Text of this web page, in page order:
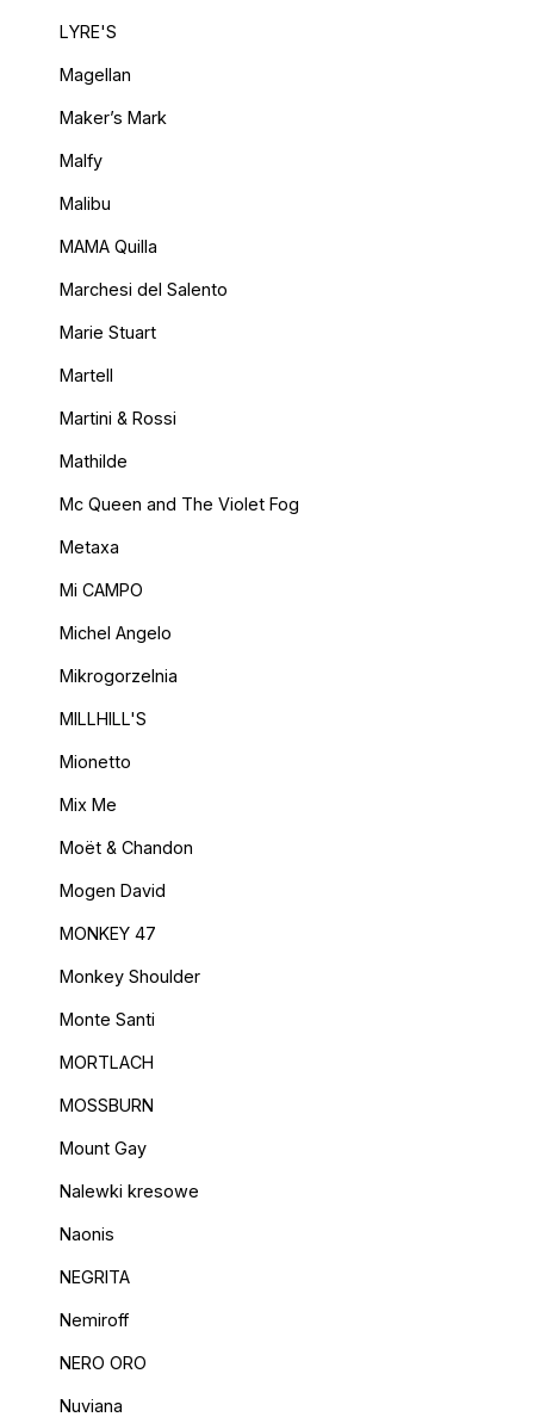
LYRE'S
Magellan
Maker’s Mark
Malfy
Malibu
MAMA Quilla
Marchesi del Salento
Marie Stuart
Martell
Martini & Rossi
Mathilde
Mc Queen and The Violet Fog
Metaxa
Mi CAMPO
Michel Angelo
Mikrogorzelnia
MILLHILL'S
Mionetto
Mix Me
Moët & Chandon
Mogen David
MONKEY 47
Monkey Shoulder
Monte Santi
MORTLACH
MOSSBURN
Mount Gay
Nalewki kresowe
Naonis
NEGRITA
Nemiroff
NERO ORO
Nuviana